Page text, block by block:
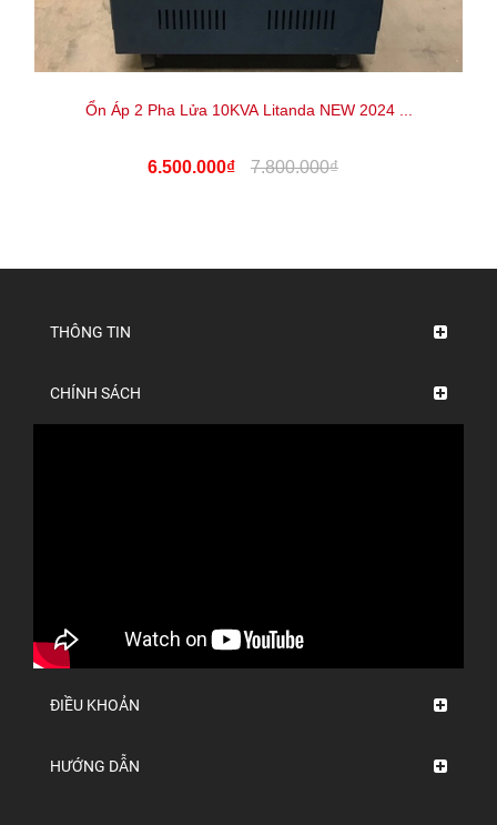
Ổn Áp 2 Pha Lửa 10KVA Litanda NEW 2024 ...
6.500.000₫ 7.800.000₫
THÔNG TIN
CHÍNH SÁCH
ĐIỀU KHOẢN
HƯỚNG DẪN